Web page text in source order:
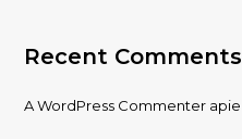
Recent Comments
A WordPress Commenter apie